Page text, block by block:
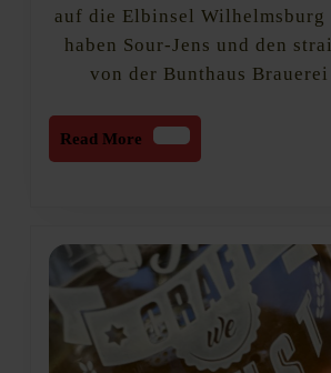
HH-
Wilhelmsburg
auf die Elbinsel Wilhelmsburg
haben Sour-Jens und den
von der Bunthaus
Read More
Read
More